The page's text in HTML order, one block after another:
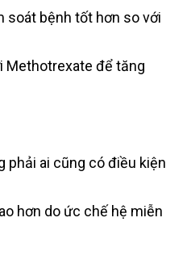
soát bệnh tốt hơn so với
Methotrexate để tăng
phải ai cũng có điều kiện
hơn do ức chế hệ miễn